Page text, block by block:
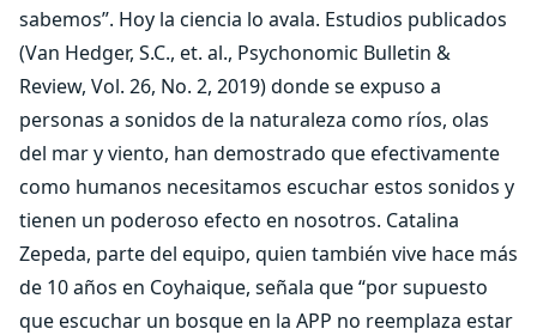
sabemos”. Hoy la ciencia lo avala. Estudios publicados
(Van Hedger, S.C., et. al., Psychonomic Bulletin &
Review, Vol. 26, No. 2, 2019) donde se expuso a
personas a sonidos de la naturaleza como ríos, olas
del mar y viento, han demostrado que efectivamente
como humanos necesitamos escuchar estos sonidos y
tienen un poderoso efecto en nosotros. Catalina
Zepeda, parte del equipo, quien también vive hace más
de 10 años en Coyhaique, señala que “por supuesto
que escuchar un bosque en la APP no reemplaza estar